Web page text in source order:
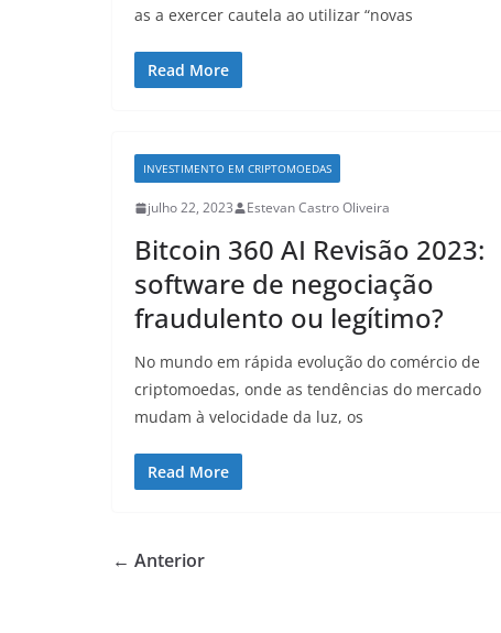
as a exercer cautela ao utilizar “novas
Read More
INVESTIMENTO EM CRIPTOMOEDAS
julho 22, 2023 Estevan Castro Oliveira
Bitcoin 360 AI Revisão 2023:
software de negociação
fraudulento ou legítimo?
No mundo em rápida evolução do comércio de
criptomoedas, onde as tendências do mercado
mudam à velocidade da luz, os
Read More
← Anterior